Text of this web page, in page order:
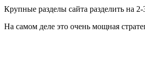
Крупные разделы сайта разделить на
На самом деле это очень мощная